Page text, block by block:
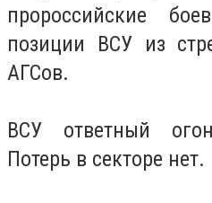
пророссийские
позиции ВСУ из
АГСов.
ВСУ ответный
Потерь в секторе нет.